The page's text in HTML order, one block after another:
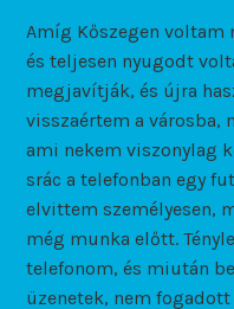
Amíg Kőszegen voltam
és teljesen nyugodt
megjavítják, és újra
visszaértem a városba,
ami nekem viszonylag
srác a telefonban egy
elvittem személyesen,
még munka előtt.
telefonom, és miután
üzenetek, nem